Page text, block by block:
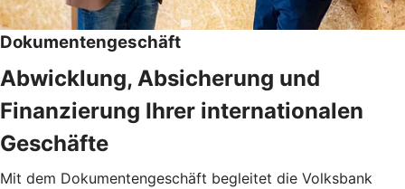
Dokumentengeschäft
Abwicklung, Absicherung und
Finanzierung Ihrer internationalen
Geschäfte
Mit dem Dokumentengeschäft begleitet die Volksbank